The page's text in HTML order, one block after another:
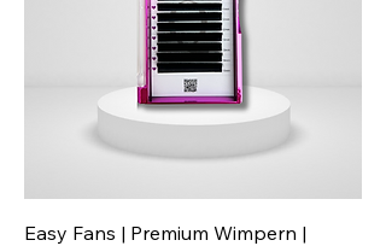
Easy Fans | Premium Wimpern |